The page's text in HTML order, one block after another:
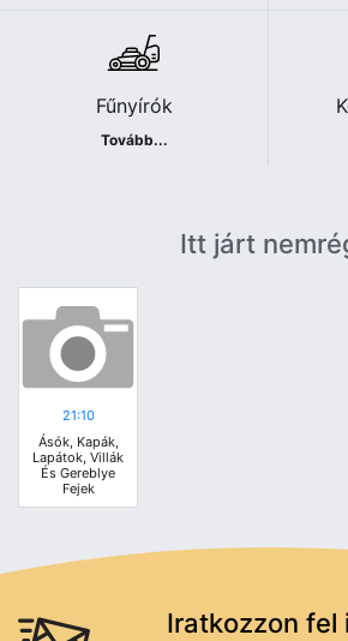
Fűnyírók
Tovább...
Itt járt
21:10
Ásók, Kapák,
Lapátok, Villák
És Gereblye
Fejek
Iratkozzon fel